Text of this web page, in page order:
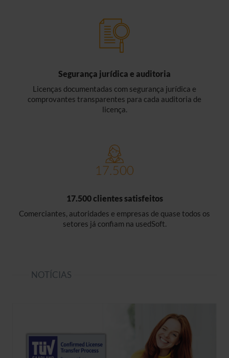
Segurança jurídica e auditoria
Licenças documentadas com segurança jurídica e
comprovantes transparentes para cada auditoria de
licença.
17.500 clientes satisfeitos
Comerciantes, autoridades e empresas de quase todos os
setores já confiam na usedSoft.
NOTÍCIAS